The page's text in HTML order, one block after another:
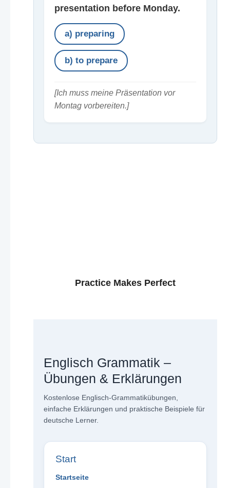
presentation before Monday.
a) preparing
b) to prepare
[Ich muss meine Präsentation vor
Montag vorbereiten.]
Practice Makes Perfect
Englisch Grammatik –
Übungen & Erklärungen
Kostenlose Englisch-Grammatikübungen,
einfache Erklärungen und praktische Beispiele für
deutsche Lerner.
Start
Startseite